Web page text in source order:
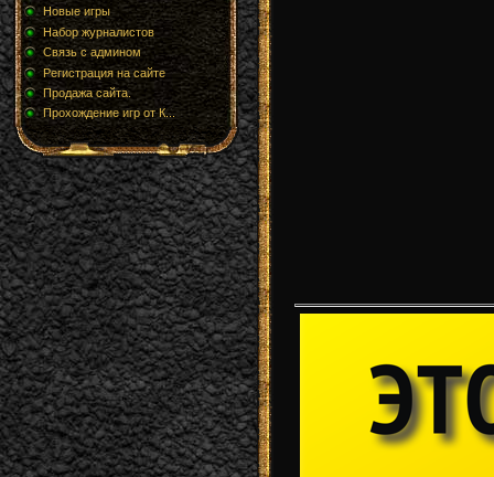
Новые игры
Набор журналистов
Связь с админом
Регистрация на сайте
Продажа сайта.
Прохождение игр от К...